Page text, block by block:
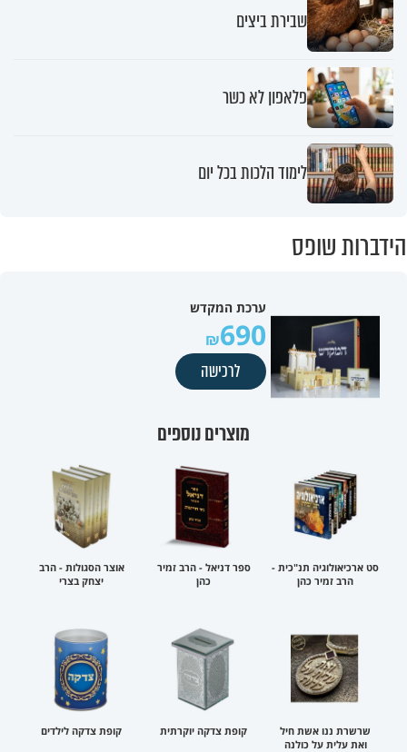
שבירת ביצים
פלאפון לא כשר
לימוד הלכות בכל יום
הידברות שופס
ערכת המקדש
690
לרכישה
מוצרים נוספים
סט ארכיאולוגיה תנ"כית -
הרב זמיר כהן
ספר דניאל - הרב זמיר
כהן
אוצר הסגולות - הרב
יצחק בצרי
שרשרת ננו אשת חיל
ואת עלית על כולנה
קופת צדקה יוקרתית קופת צדקה לילדים